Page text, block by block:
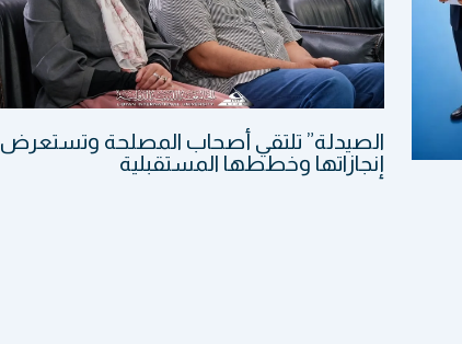
الصيدلة” تلتقي أصحاب المصلحة وتستعرض
إنجازاتها وخططها المستقبلية